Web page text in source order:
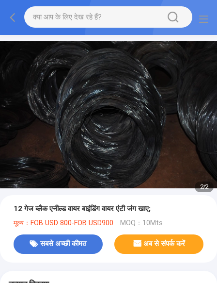
2/2
12 गेज ब्लैक एनील्ड वायर बाइंडिंग वायर एंटी जंग खाए;
मूल्य：FOB USD 800-FOB USD900 MOQ：10Mts
सबसे अच्छी कीमत अब से संपर्क करें